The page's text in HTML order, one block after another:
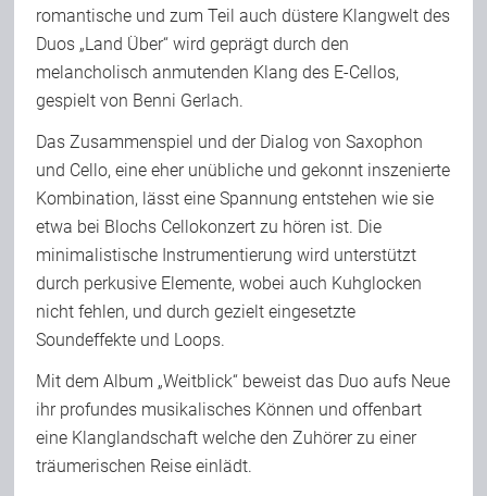
romantische und zum Teil auch düstere Klangwelt des
Duos „Land Über“ wird geprägt durch den
melancholisch anmutenden Klang des E-Cellos,
gespielt von Benni Gerlach.
Das Zusammenspiel und der Dialog von Saxophon
und Cello, eine eher unübliche und gekonnt inszenierte
Kombination, lässt eine Spannung entstehen wie sie
etwa bei Blochs Cellokonzert zu hören ist. Die
minimalistische Instrumentierung wird unterstützt
durch perkusive Elemente, wobei auch Kuhglocken
nicht fehlen, und durch gezielt eingesetzte
Soundeffekte und Loops.
Mit dem Album „Weitblick“ beweist das Duo aufs Neue
ihr profundes musikalisches Können und offenbart
eine Klanglandschaft welche den Zuhörer zu einer
träumerischen Reise einlädt.